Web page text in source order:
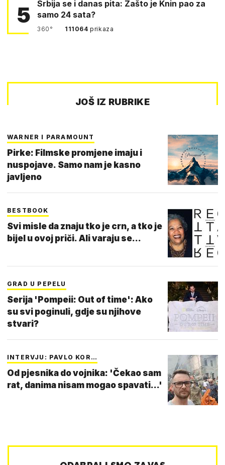
5
Srbija se i danas pita: Zašto je Knin pao za
samo 24 sata?
360° 111064prikaza
JOŠ IZ RUBRIKE
WARNER I PARAMOUNT
Pirke: Filmske promjene imaju i
nuspojave. Samo nam je kasno
javljeno
BESTBOOK
Svi misle da znaju tko je crn, a tko je
bijel u ovoj priči. Ali varaju se...
GRAD U PEPELU
Serija 'Pompeii: Out of time': Ako
su svi poginuli, gdje su njihove
stvari?
INTERVJU: PAVLO KOR…
Od pjesnika do vojnika: 'Čekao sam
rat, danima nisam mogao spavati...'